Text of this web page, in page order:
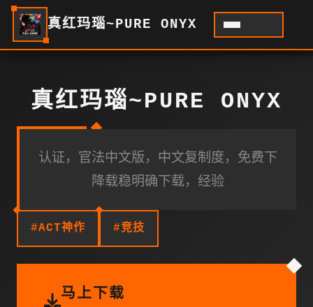
真红玛瑙~PURE ONYX
真红玛瑙~PURE ONYX
认证，官法中文版，中文复制度，免费下
降载稳明确下载，经验
#ACT神作 #竞技
马上下载